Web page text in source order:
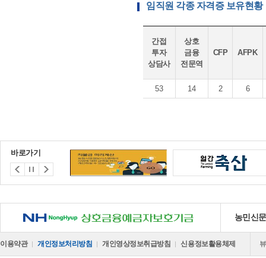
임직원 각종 자격증 보유현황
간접
투자
상담사
상호
금융
전문역
CFP AFPK
53 14 2 6
바로가기
NH 상호금융예금자보호기금 농민신
이용약관 개인정보처리방침 개인영상정보취급방침 신용정보활용체제